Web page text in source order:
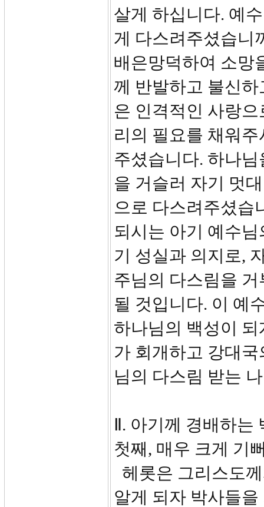
살게 하십니다. 예
게 다스려주셨습니
배은망덕하여 소망
께 반발하고 불신
은 인격적인 사랑
리의 필요를 채워
주셨습니다. 하나
을 거슬러 자기 멋
으로 다스려주셨습
되시는 아기 예수
기 성실과 의지로,
주님의 다스림을
될 것입니다. 이 예
하나님의 백성이
가 회개하고 강대
님의 다스림 받는
Ⅱ. 아기께 경배하는
첫째, 매우 크게 기
헤롯은 그리스도
알게 되자 박사들